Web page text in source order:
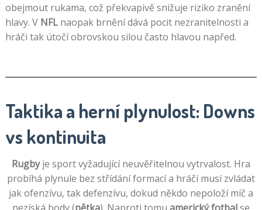
obejmout rukama, což překvapivě snižuje riziko zranění
hlavy. V NFLnaopak brnění dává pocit nezranitelnosti a
hráči tak útočí obrovskou silou často hlavou napřed.
Taktika a herní plynulost: Downs
vs kontinuita
Rugbyje sport vyžadující neuvěřitelnou vytrvalost. Hra
probíhá plynule bez střídání formací a hráči musí zvládat
jak ofenzívu, tak defenzívu, dokud někdo nepoloží míč a